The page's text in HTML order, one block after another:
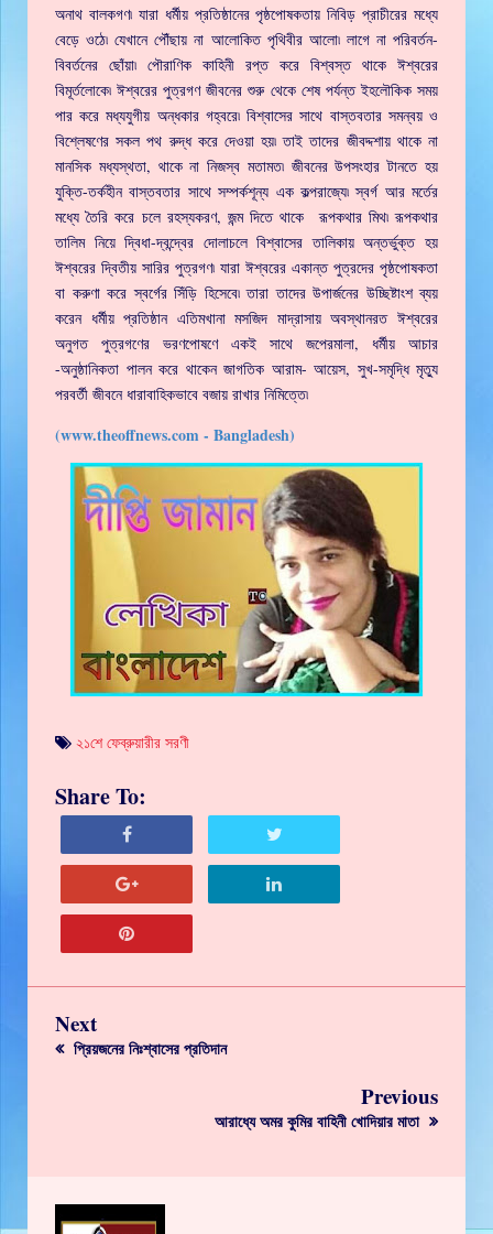
অনাথ বালকগণ৷ যারা ধর্মীয় প্রতিষ্ঠানের পৃষ্ঠপোষকতায় নিবিড় প্রাচীরের মধ্যে
বেড়ে ওঠে৷ যেখানে পৌঁছায় না আলোকিত পৃথিবীর আলো৷ লাগে না পরিবর্তন-
বিবর্তনের ছোঁয়া৷ পৌরাণিক কাহিনী রপ্ত করে বিশ্বস্ত থাকে ঈশ্বরের
বিমূর্তলোকে৷ ঈশ্বরের পুত্রগণ জীবনের শুরু থেকে শেষ পর্যন্ত ইহলৌকিক সময়
পার করে মধ্যযুগীয় অন্ধকার গহ্বরে৷ বিশ্বাসের সাথে বাস্তবতার সমন্বয় ও
বিশ্লেষণের সকল পথ রুদ্ধ করে দেওয়া হয়৷ তাই তাদের জীবদ্দশায় থাকে না
মানসিক মধ্যস্থতা, থাকে না নিজস্ব মতামত৷ জীবনের উপসংহার টানতে হয়
যুক্তি-তর্কহীন বাস্তবতার সাথে সম্পর্কশূন্য এক কল্পরাজ্যে৷ স্বর্গ আর মর্তের
মধ্যে তৈরি করে চলে রহস্যকরণ, জন্ম দিতে থাকে রূপকথার মিথ৷ রূপকথার
তালিম নিয়ে দ্বিধা-দ্বন্দ্বের দোলাচলে বিশ্বাসের তালিকায় অন্তর্ভুক্ত হয়
ঈশ্বরের দ্বিতীয় সারির পুত্রগণ৷ যারা ঈশ্বরের একান্ত পুত্রদের পৃষ্ঠপোষকতা
বা করুণা করে স্বর্গের সিঁড়ি হিসেবে৷ তারা তাদের উপার্জনের উচ্ছিষ্টাংশ ব্যয়
করেন ধর্মীয় প্রতিষ্ঠান এতিমখানা মসজিদ মাদ্রাসায় অবস্থানরত ঈশ্বরের
অনুগত পুত্রগণের ভরণপোষণে একই সাথে জপেরমালা, ধর্মীয় আচার
-অনুষ্ঠানিকতা পালন করে থাকেন জাগতিক আরাম- আয়েস, সুখ-সমৃদ্ধি মৃত্যু
পরবর্তী জীবনে ধারাবাহিকভাবে বজায় রাখার নিমিত্তে৷
(www.theoffnews.com - Bangladesh)
২১শে ফেব্রুয়ারীর সরণী
Share To:
Next
প্রিয়জনের নিঃশ্বাসের প্রতিদান
Previous
আরাধ্যে অমর কুমির বাহিনী খোদিয়ার মাতা